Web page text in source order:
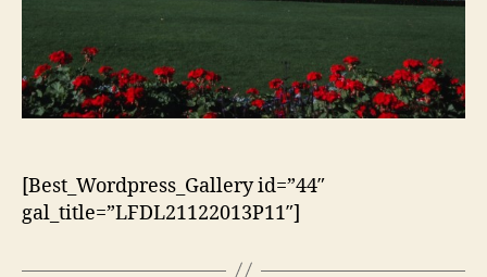
[Best_Wordpress_Gallery id=”44″
gal_title=”LFDL21122013P11″]